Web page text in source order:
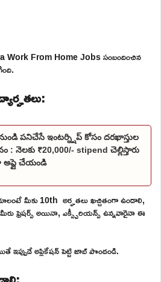
Work From Home Jobs సంబందించిన
పనిచేసే ఇంటర్న్షిప్ కోసం దరఖాస్తుల
: నెలకు ₹20,000/- stipend చెల్లిస్తారు
అప్లై చేయండి
మీకు 10th అర్హతలు ఖచ్చితంగా ఉండాలి,
ఫ్రెషర్స్ అయినా, ఎక్స్పీరియన్స్ ఉన్నవారైనా ఈ
ఇప్పుడే అప్లికేషన్ పెట్టి జాబ్ పొందండి.